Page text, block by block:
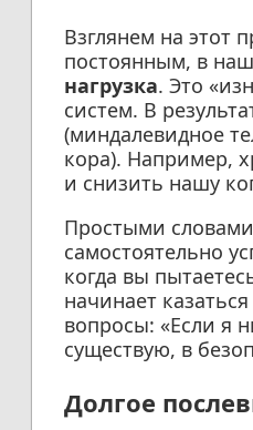
Взглянем на этот
постоянным, в
нагрузка. Это
систем. В
(миндалевидное
кора). Например,
и снизить нашу
Простыми
самостоятельно
когда вы
начинает
вопросы: «Если я
существую, в
Долгое